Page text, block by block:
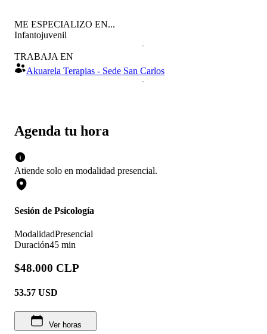
Agenda tu hora
Atiende solo en modalidad presencial.
Sesión de Psicología
ModalidadPresencial
Duración45 min
$48.000 CLP
53.57 USD
Ver horas
ME ESPECIALIZO EN...
Infantojuvenil
TRABAJA EN
Akuarela Terapias - Sede San Carlos